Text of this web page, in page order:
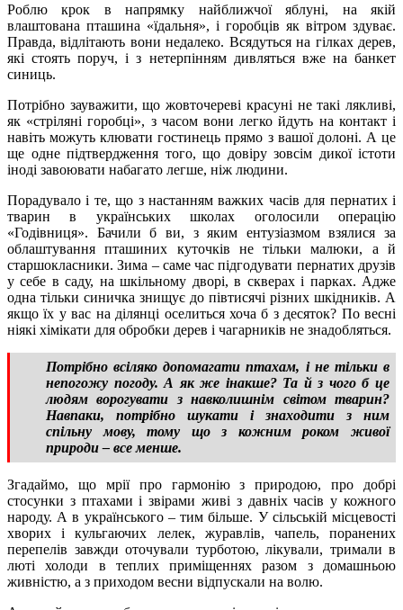
Роблю крок в напрямку найближчої яблуні, на якій
влаштована пташина «їдальня», і горобців як вітром здуває.
Правда, відлітають вони недалеко. Всядуться на гілках дерев,
які стоять поруч, і з нетерпінням дивляться вже на банкет
синиць.
Потрібно зауважити, що жовточереві красуні не такі лякливі,
як «стріляні горобці», з часом вони легко йдуть на контакт і
навіть можуть клювати гостинець прямо з вашої долоні. А це
ще одне підтвердження того, що довіру зовсім дикої істоти
іноді завоювати набагато легше, ніж людини.
Порадувало і те, що з настанням важких часів для пернатих і
тварин в українських школах оголосили операцію
«Годівниця». Бачили б ви, з яким ентузіазмом взялися за
облаштування пташиних куточків не тільки малюки, а й
старшокласники. Зима – саме час підгодувати пернатих друзів
у себе в саду, на шкільному дворі, в скверах і парках. Адже
одна тільки синичка знищує до півтисячі різних шкідників. А
якщо їх у вас на ділянці оселиться хоча б з десяток? По весні
ніякі хімікати для обробки дерев і чагарників не знадобляться.
Потрібно всіляко допомагати птахам, і не тільки в
непогожу погоду. А як же інакше? Та й з чого б це
людям ворогувати з навколишнім світом тварин?
Навпаки, потрібно шукати і знаходити з ним
спільну мову, тому що з кожним роком живої
природи – все менше.
Згадаймо, що мрії про гармонію з природою, про добрі
стосунки з птахами і звірами живі з давніх часів у кожного
народу. А в українського – тим більше. У сільській місцевості
хворих і кульгаючих лелек, журавлів, чапель, поранених
перепелів завжди оточували турботою, лікували, тримали в
люті холоди в теплих приміщеннях разом з домашньою
живністю, а з приходом весни відпускали на волю.